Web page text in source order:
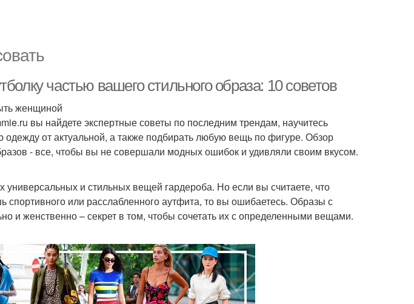
частью вашего стильного образа: 10 советов
женщиной
вы найдете экспертные советы по последним трендам, научитесь
одежду от актуальной, а также подбирать любую вещь по фигуре. Обзор
- все, чтобы вы не совершали модных ошибок и удивляли своим вкусом.
универсальных и стильных вещей гардероба. Но если вы считаете, что
или расслабленного аутфита, то вы ошибаетесь. Образы с
и женственно – секрет в том, чтобы сочетать их с определенными вещами.